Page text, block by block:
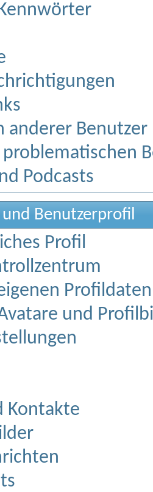
anderer Benutzer
Podcasts
Benutzerprofil
Profil
Profildaten
und
Kontakte